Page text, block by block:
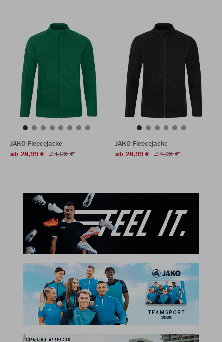
JAKO Fleecejacke
ab 28,99 €
44,99 €
JAKO Fleecejacke
ab 28,99 €
44,99 €